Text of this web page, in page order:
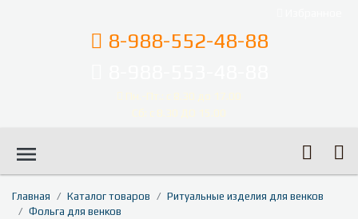
8-988-552-48-88
Пн.-Пт.: с 8.30 до 17.00
Сб: с 8.30 ДО 15.00
menu
Главная Каталог товаров
Ритуальные изделия для венков
Фольга для венков